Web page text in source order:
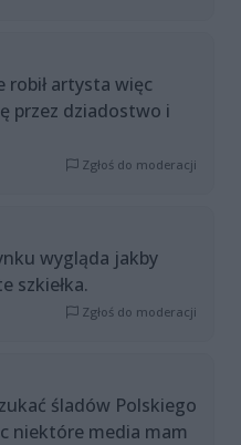
robił artysta więc
przez dziadostwo i
Zgłoś do moderacji
wygląda jakby
szkiełka.
Zgłoś do moderacji
śladów Polskiego
niektóre media mam